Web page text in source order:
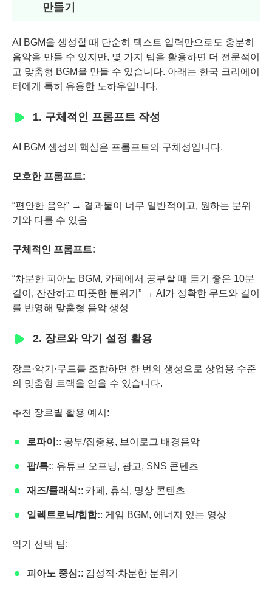
만들기
AI BGM을 생성할 때 단순히 텍스트 입력만으로도 충분히
음악을 만들 수 있지만, 몇 가지 팁을 활용하면 더 전문적이
고 맞춤형 BGM을 만들 수 있습니다. 아래는 한국 크리에이
터에게 특히 유용한 노하우입니다.
1. 구체적인 프롬프트 작성
AI BGM 생성의 핵심은 프롬프트의 구체성입니다.
모호한 프롬프트:
“편안한 음악” → 결과물이 너무 일반적이고, 원하는 분위
기와 다를 수 있음
구체적인 프롬프트:
“차분한 피아노 BGM, 카페에서 공부할 때 듣기 좋은 10분
길이, 잔잔하고 따뜻한 분위기” → AI가 정확한 무드와 길이
를 반영해 맞춤형 음악 생성
2. 장르와 악기 설정 활용
장르·악기·무드를 조합하면 한 번의 생성으로 상업용 수준
의 맞춤형 트랙을 얻을 수 있습니다.
추천 장르별 활용 예시:
로파이:: 공부/집중용, 브이로그 배경음악
팝/록:: 유튜브 오프닝, 광고, SNS 콘텐츠
재즈/클래식:: 카페, 휴식, 명상 콘텐츠
일렉트로닉/힙합:: 게임 BGM, 에너지 있는 영상
악기 선택 팁:
피아노 중심:: 감성적·차분한 분위기